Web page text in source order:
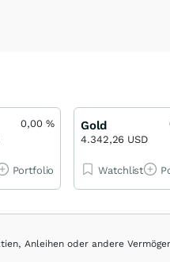
0,00 %
Portfolio
Gold
4.342,26 USD
Watchlist
Anleihen oder andere